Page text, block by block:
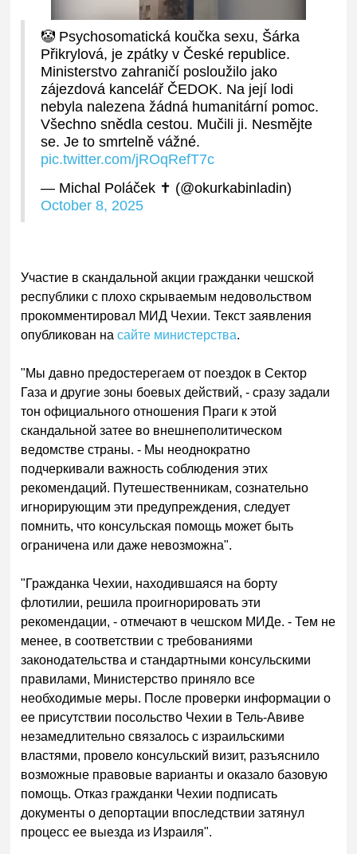
🤡 Psychosomatická koučka sexu, Šárka
Přikrylová, je zpátky v České republice.
Ministerstvo zahraničí posloužilo jako
zájezdová kancelář ČEDOK. Na její lodi
nebyla nalezena žádná humanitární pomoc.
Všechno snědla cestou. Mučili ji. Nesmějte
se. Je to smrtelně vážné.
pic.twitter.com/jROqRefT7c
— Michal Poláček ✝ (@okurkabinladin)
October 8, 2025
Участие в скандальной акции гражданки чешской
республики с плохо скрываемым недовольством
прокомментировал МИД Чехии. Текст заявления
опубликован насайте министерства.
"Мы давно предостерегаем от поездок в Сектор
Газа и другие зоны боевых действий, - сразу задали
тон официального отношения Праги к этой
скандальной затее во внешнеполитическом
ведомстве страны. - Мы неоднократно
подчеркивали важность соблюдения этих
рекомендаций. Путешественникам, сознательно
игнорирующим эти предупреждения, следует
помнить, что консульская помощь может быть
ограничена или даже невозможна".
"Гражданка Чехии, находившаяся на борту
флотилии, решила проигнорировать эти
рекомендации, - отмечают в чешском МИДе. - Тем не
менее, в соответствии с требованиями
законодательства и стандартными консульскими
правилами, Министерство приняло все
необходимые меры. После проверки информации о
ее присутствии посольство Чехии в Тель-Авиве
незамедлительно связалось с израильскими
властями, провело консульский визит, разъяснило
возможные правовые варианты и оказало базовую
помощь. Отказ гражданки Чехии подписать
документы о депортации впоследствии затянул
процесс ее выезда из Израиля".